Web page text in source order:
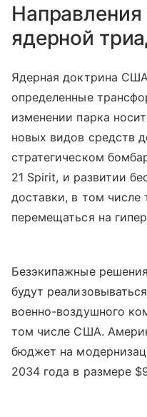
Направления
ядерной
Ядерная доктрина
определенные
изменении парка
новых видов средств
стратегическом
21 Spirit, и развитии
доставки, в том числе
перемещаться на
Безэкипажные
будут
военно-воздушного
том числе США.
бюджет на
2034 года в размере